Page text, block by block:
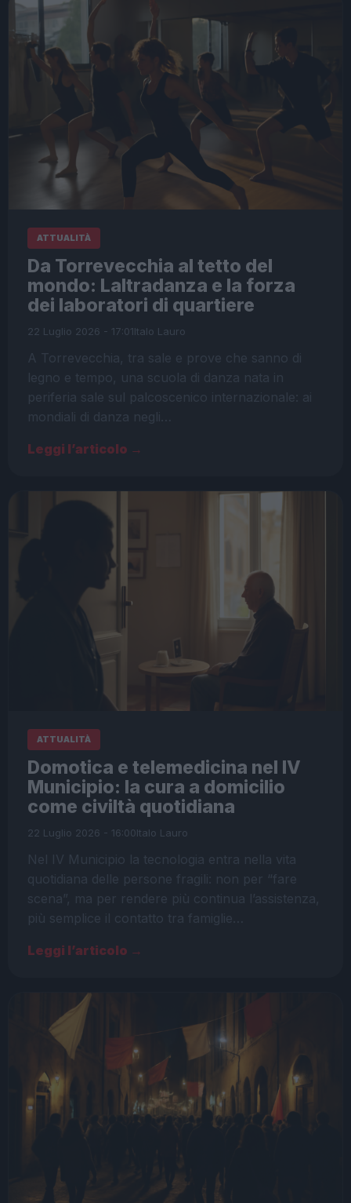
ATTUALITÀ
Da Torrevecchia al tetto del
mondo: Laltradanza e la forza
dei laboratori di quartiere
22 Luglio 2026 - 17:01Italo Lauro
A Torrevecchia, tra sale e prove che sanno di
legno e tempo, una scuola di danza nata in
periferia sale sul palcoscenico internazionale: ai
mondiali di danza negli…
Leggi l’articolo →
ATTUALITÀ
Domotica e telemedicina nel IV
Municipio: la cura a domicilio
come civiltà quotidiana
22 Luglio 2026 - 16:00Italo Lauro
Nel IV Municipio la tecnologia entra nella vita
quotidiana delle persone fragili: non per “fare
scena”, ma per rendere più continua l’assistenza,
più semplice il contatto tra famiglie…
Leggi l’articolo →